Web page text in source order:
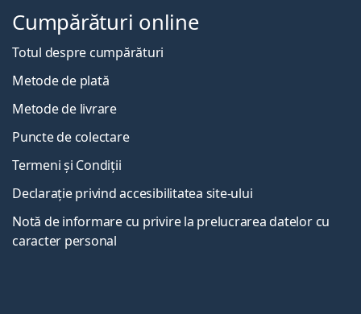
Cumpărături online
Totul despre cumpărături
Metode de plată
Metode de livrare
Puncte de colectare
Termeni și Condiții
Declarație privind accesibilitatea site-ului
Notă de informare cu privire la prelucrarea datelor cu
caracter personal